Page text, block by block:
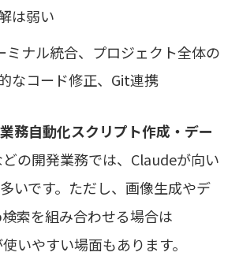
は弱い
ミナル統合、プロジェクト全体の
なコード修正、Git連携
務自動化スクリプト作成・デー
どの開発業務では、Claudeが向い
いです。ただし、画像生成やデ
索を組み合わせる場合は
いやすい場面もあります。